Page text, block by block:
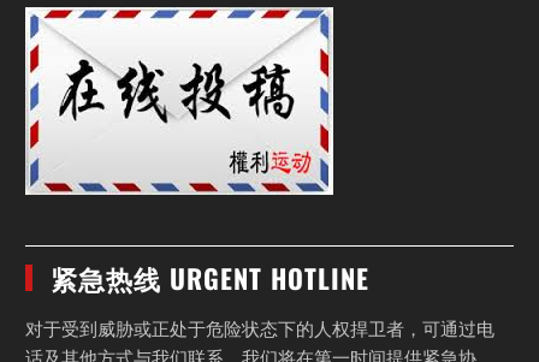
紧急热线 URGENT HOTLINE
对于受到威胁或正处于危险状态下的人权捍卫者，可通过电